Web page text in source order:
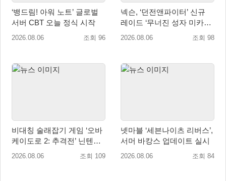
‘뱅드림! 아워 노트’ 글로벌
서버 CBT 오늘 정식 시작
2026.08.06 조회 96
넥슨, ‘던전앤파이터’ 신규
레이드 ‘무너진 성자 미카엘
라’ 업데이트!
2026.08.06 조회 98
비대칭 술래잡기 게임 ‘오바
케이도로 2: 추격전’ 닌텐도
eShop 출시
2026.08.06 조회 109
넷마블 ‘세븐나이츠 리버스’,
서머 바캉스 업데이트 실시
2026.08.06 조회 84